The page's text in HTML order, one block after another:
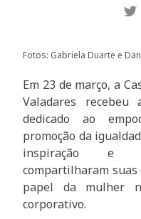
Fotos: Gabriela Duarte e
Em 23 de março, a
Valadares recebeu
dedicado ao
promoção da
inspiração e
compartilharam suas
papel da mulher
corporativo.